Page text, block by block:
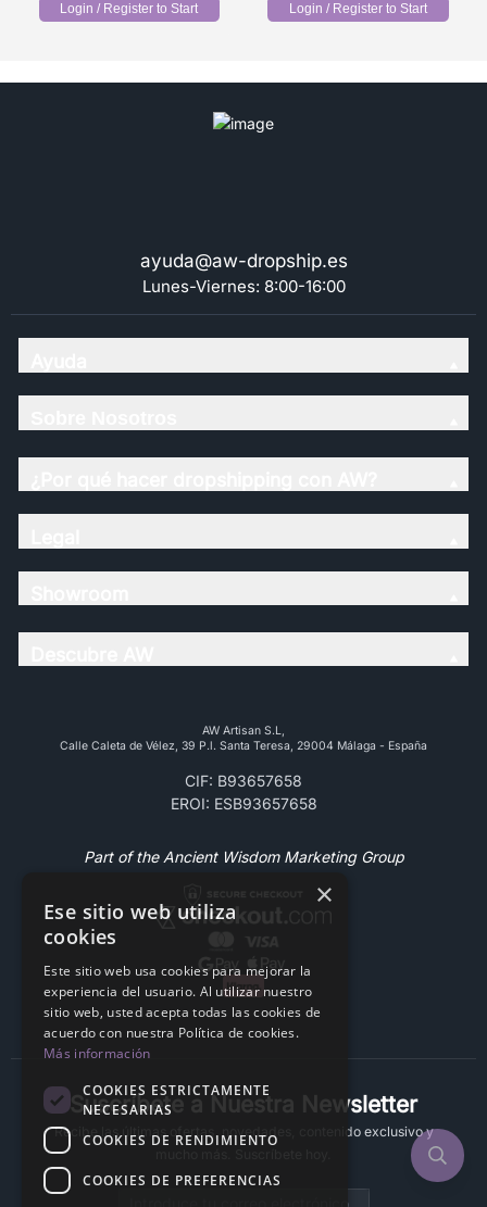
Login / Register to Start Login / Register to Start
ayuda@aw-dropship.es
Lunes-Viernes: 8:00-16:00
AW Artisan S.L,
Calle Caleta de Vélez, 39 P.l. Santa Teresa, 29004 Málaga - España
CIF: B93657658
EROI: ESB93657658
Part of the Ancient Wisdom Marketing Group
Suscríbete a Nuestra Newsletter
Recibe las últimas ofertas, novedades, contenido exclusivo y
×
Ese sitio web utiliza
cookies
Este sitio web usa cookies para mejorar la
experiencia del usuario. Al utilizar nuestro
sitio web, usted acepta todas las cookies de
acuerdo con nuestra Política de cookies.
Más información
COOKIES ESTRICTAMENTE
NECESARIAS
COOKIES DE RENDIMIENTO
COOKIES DE PREFERENCIAS